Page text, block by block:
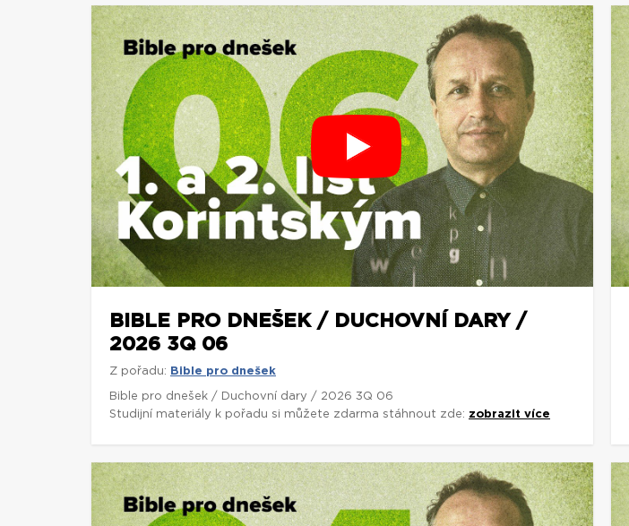
BIBLE PRO DNEŠEK / DUCHOVNÍ DARY /
2026 3Q 06
Z pořadu: Bible pro dnešek
Bible pro dnešek / Duchovní dary / 2026 3Q 06
Studijní materiály k pořadu si můžete zdarma stáhnout zde: zobrazit více